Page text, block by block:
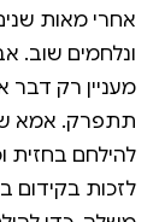
אחרי מאות
ונלחמים שוב.
מעניין רק
תתפרק. אמא
להילחם בחזית
לזכות בקידום